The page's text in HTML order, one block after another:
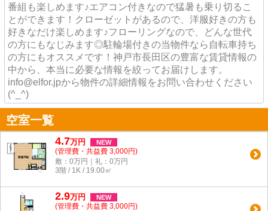
番組も楽しめます♪エアコン付きなので猛暑も乗り切るこ
とができます！クローゼットがあるので、洋服好きの方も
好きなだけ楽しめます♪フローリングなので、どんな世代
の方にもなじみます◎駐輪場付きの当物件なら自転車持ち
の方にもオススメです！神戸市長田区の豊富な賃貸情報の
中から、本当に必要な情報を絞ってお届けします。
info@elfor.jpから物件の詳細情報をお問い合わせください
(^_^)
空室一覧
4.7万円 NEW
(管理費・共益費 3,000円)
敷：0万円｜礼：0万円
3階 / 1K / 19.00㎡
2.9万円 NEW
(管理費・共益費 3,000円)